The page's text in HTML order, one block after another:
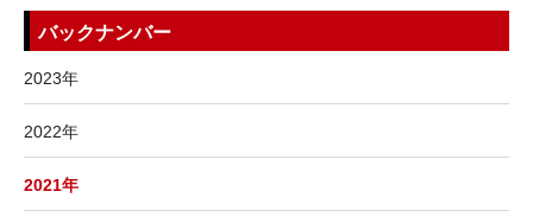
バックナンバー
2023年
2022年
2021年